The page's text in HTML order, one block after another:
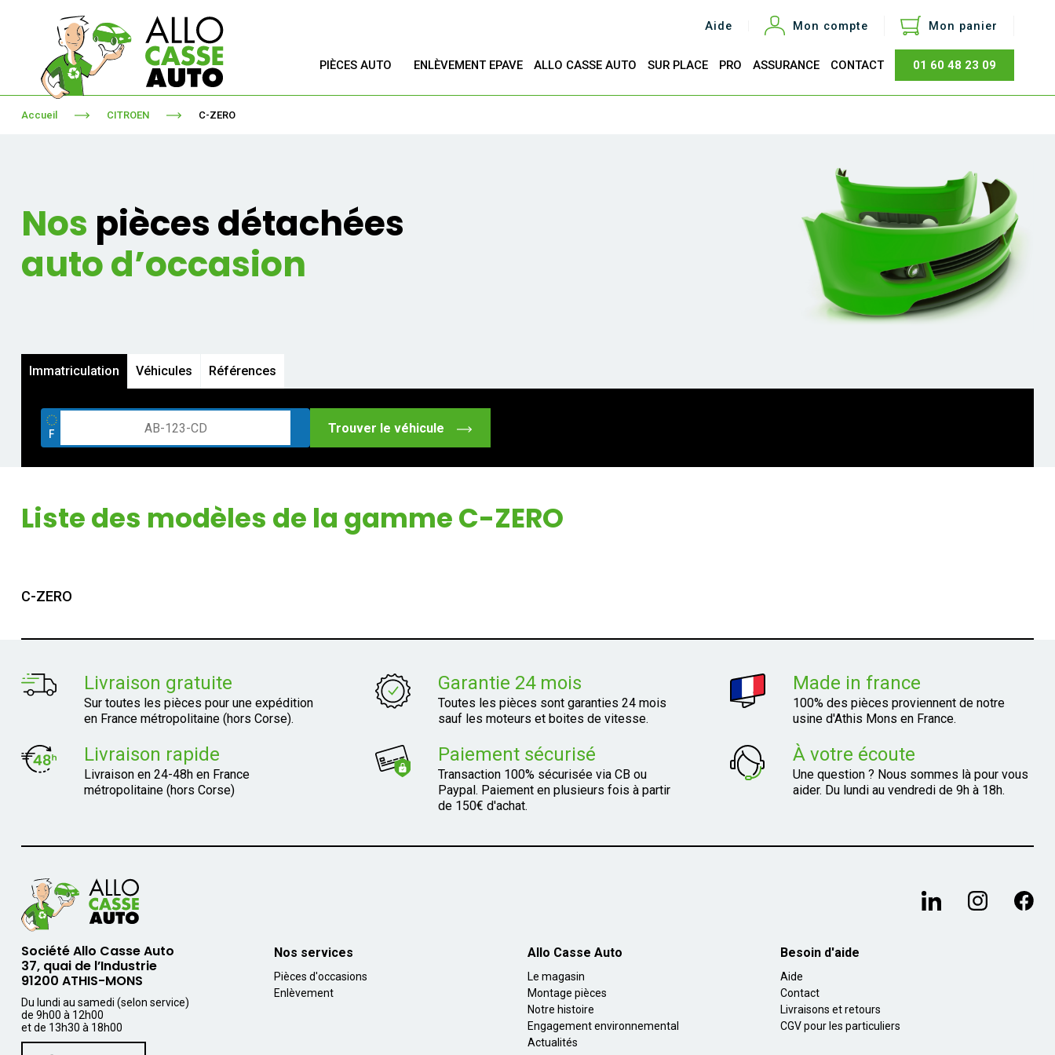
Aide Mon compte Mon panier
Total
PIÈCES AUTO ENLÈVEMENT EPAVE ALLO CASSE AUTO SUR PLACE PRO ASSURANCE CONTACT 01 60 48 23 09
Accueil CITROEN C-ZERO
Nos pièces détachées
auto d’occasion
Immatriculation Véhicules Références
Trouver le véhicule
Liste des modèles de la gamme C-ZERO
C-ZERO
Livraison gratuite
Sur toutes les pièces pour une expédition
en France métropolitaine (hors Corse).
Garantie 24 mois
Toutes les pièces sont garanties 24 mois
sauf les moteurs et boites de vitesse.
Made in france
100% des pièces proviennent de notre
usine d'Athis Mons en France.
Livraison rapide
Livraison en 24-48h en France
métropolitaine (hors Corse)
Paiement sécurisé
Transaction 100% sécurisée via CB ou
Paypal. Paiement en plusieurs fois à partir
de 150€ d'achat.
À votre écoute
Une question ? Nous sommes là pour vous
aider. Du lundi au vendredi de 9h à 18h.
Société Allo Casse Auto
37, quai de l’Industrie
91200 ATHIS-MONS
Du lundi au samedi (selon service)
de 9h00 à 12h00
et de 13h30 à 18h00
Nos services
Pièces d'occasions
Enlèvement
Allo Casse Auto
Le magasin
Montage pièces
Notre histoire
Engagement environnemental
Actualités
Besoin d'aide
Aide
Contact
Livraisons et retours
CGV pour les particuliers